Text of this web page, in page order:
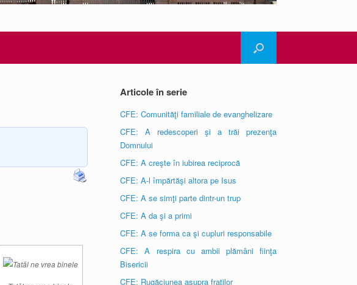
Articole în serie
CFE: Comunităţi familiale de evanghelizare
CFE: A redescoperi şi a trăi prezenţa
Domnului
CFE: A creşte în iubirea reciprocă
CFE: A-l împărtăşi altora pe Isus
CFE: A se simţi parte dintr-un trup
CFE: A da şi a primi
CFE: A se forma ca şi cupluri responsabile
CFE: A respira cu ambii plămâni fiinţa
Bisericii
CFE: Rugăciunea asupra fraţilor